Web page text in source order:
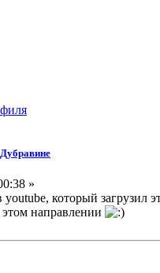
»
который загрузил
направлении